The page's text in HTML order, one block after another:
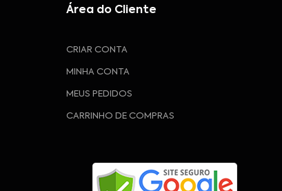
Área do Cliente
CRIAR CONTA
MINHA CONTA
MEUS PEDIDOS
CARRINHO DE COMPRAS